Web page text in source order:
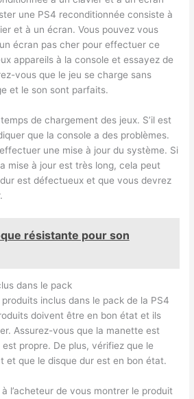
une PS4 reconditionnée consiste à
et à un écran. Vous pouvez vous
écran pas cher pour effectuer ce
appareils à la console et essayez de
vous que le jeu se charge sans
et le son sont parfaits.
de chargement des jeux. S’il est
que la console a des problèmes.
une mise à jour du système. Si
mise à jour est très long, cela peut
est défectueux et que vous devrez
résistante pour son
dans le pack
inclus dans le pack de la PS4
doivent être en bon état et ils
Assurez-vous que la manette est
est propre. De plus, vérifiez que le
et que le disque dur est en bon état.
l’acheteur de vous montrer le produit